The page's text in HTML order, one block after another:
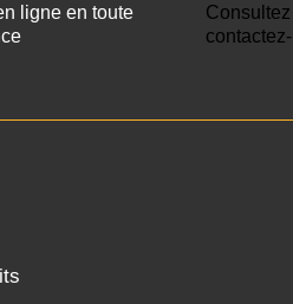
ligne en toute